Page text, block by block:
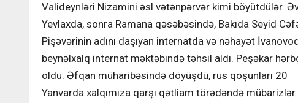
Valideynləri Nizamini əsl vətənpərvər kimi böyütdülər.
Yevlaxda, sonra Ramana qəsəbəsində, Bakıda Seyid
Pişəvərinin adını daşıyan internatda və nəhayət
beynəlxalq internat məktəbində təhsil aldı. Peşəkar
oldu. Əfqan müharibəsində döyüşdü, rus qoşunları 20
Yanvarda xalqımıza qarşı qətliam törədəndə mübarizlər